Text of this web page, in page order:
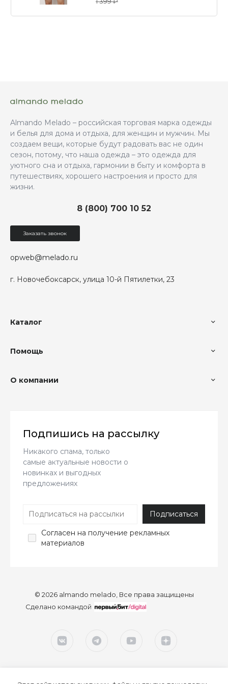
Almando Melado – российская торговая марка одежды
и белья для дома и отдыха, для женщин и мужчин. Мы
создаем вещи, которые будут радовать вас не один
сезон, потому, что наша одежда – это одежда для
уютного сна и отдыха, гармонии в быту и комфорта в
путешествиях, хорошего настроения и просто для
жизни.
г. Новочебоксарск, улица 10-й Пятилетки, 23
8 (800) 700 10 52
opweb@melado.ru
Заказать звонок
Каталог
Помощь
О компании
Подпишись на рассылку
Никакого спама, только
самые актуальные новости о
новинках и выгодных
предложениях
Согласен на получение рекламных
материалов
© 2026 almando melado, Все права защищены
Сделано командой